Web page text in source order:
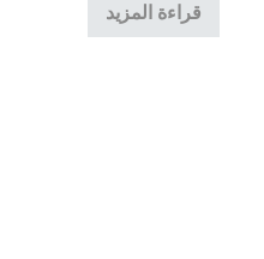
قراءة المزيد